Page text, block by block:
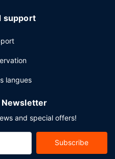
support
langues
Newsletter
and special offers!
Subscribe